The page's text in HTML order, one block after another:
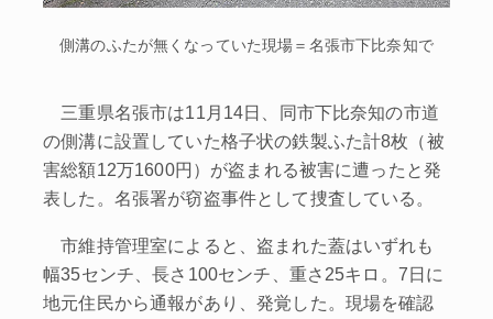
側溝のふたが無くなっていた現場＝名張市下比奈知で
三重県名張市は11月14日、同市下比奈知の市道
の側溝に設置していた格子状の鉄製ふた計8枚（被
害総額12万1600円）が盗まれる被害に遭ったと発
表した。名張署が窃盗事件として捜査している。
市維持管理室によると、盗まれた蓋はいずれも
幅35センチ、長さ100センチ、重さ25キロ。7日に
地元住民から通報があり、発覚した。現場を確認